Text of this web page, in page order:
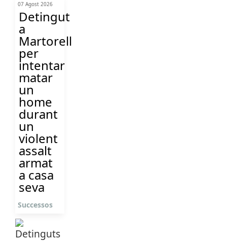
07 Agost 2026
Detingut
a
Martorell
per
intentar
matar
un
home
durant
un
violent
assalt
armat
a casa
seva
Successos